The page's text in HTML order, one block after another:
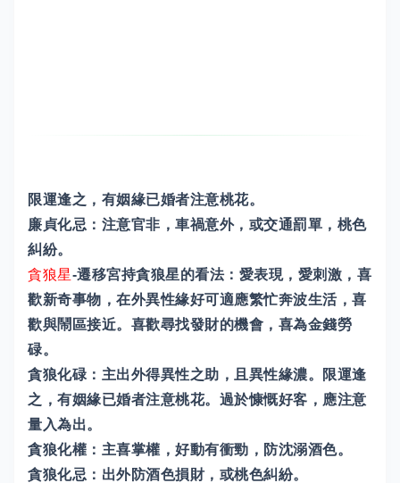
限運逢之，有姻緣已婚者注意桃花。
廉貞化忌：注意官非，車禍意外，或交通罰單，桃色
糾紛。
貪狼星-遷移宮持貪狼星的看法：愛表現，愛刺激，喜
歡新奇事物，在外異性緣好可適應繁忙奔波生活，喜
歡與鬧區接近。喜歡尋找發財的機會，喜為金錢勞
碌。
貪狼化碌：主出外得異性之助，且異性緣濃。限運逢
之，有姻緣已婚者注意桃花。過於慷慨好客，應注意
量入為出。
貪狼化權：主喜掌權，好動有衝勁，防沈溺酒色。
貪狼化忌：出外防酒色損財，或桃色糾紛。